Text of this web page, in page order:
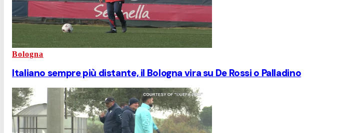
Bologna
Italiano sempre più distante, il Bologna vira su De Rossi o Palladino